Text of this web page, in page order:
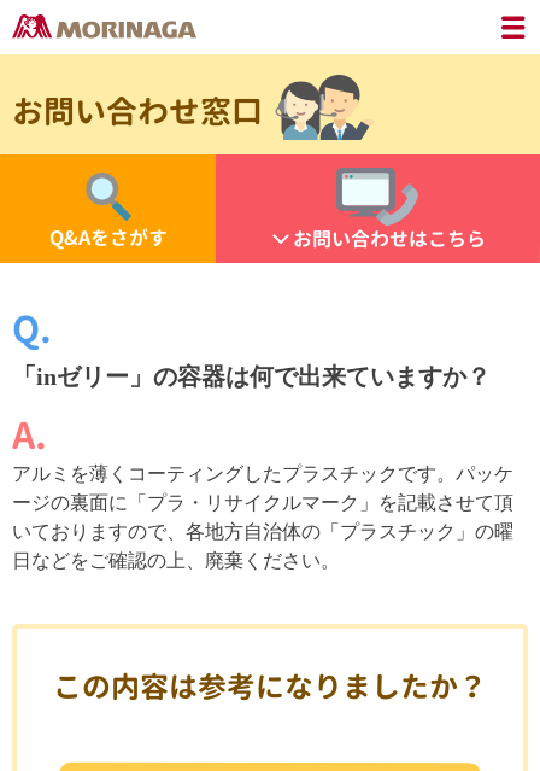
お問い合わせ窓口
Q&Aをさがす お問い合わせはこちら
「inゼリー」の容器は何で出来ていますか？
アルミを薄くコーティングしたプラスチックです。パッケ
ージの裏面に「プラ・リサイクルマーク」を記載させて頂
いておりますので、各地方自治体の「プラスチック」の曜
日などをご確認の上、廃棄ください。
この内容は参考になりましたか？